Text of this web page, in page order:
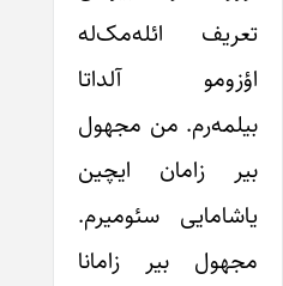
تعریف ائله‌مک‌له
اؤزومو آلداتا
بیلمه‌رم. من مجهول
بیر زامان ایچین
یاشامایی سئومیرم.
مجهول بیر زامانا